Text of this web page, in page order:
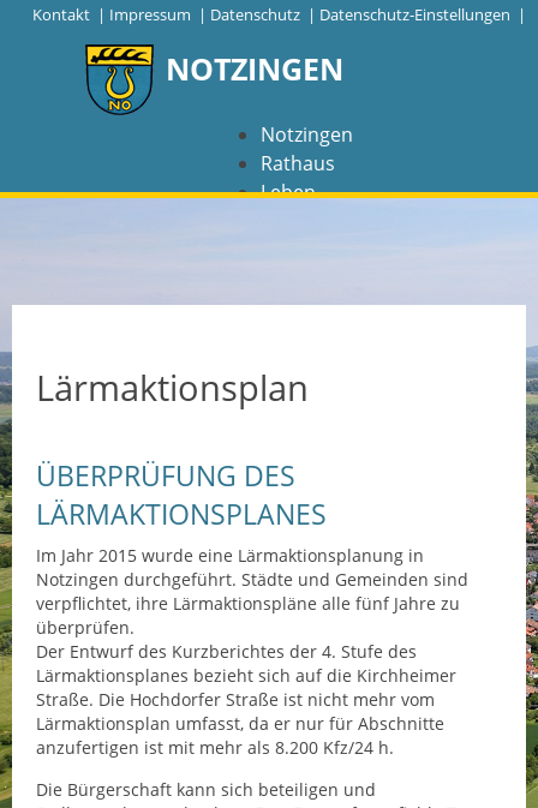
Kontakt | Impressum | Datenschutz | Datenschutz-Einstellungen |
NOTZINGEN
Notzingen
Rathaus
Leben
NAVIGATION
Barrierefreiheit
Coronavirus
Datenschutz
Steueramt
Gebärdensprache
Gegenwart
Lärmaktionsplan
ÜBERPRÜFUNG DES
LÄRMAKTIONSPLANES
Im Jahr 2015 wurde eine Lärmaktionsplanung in
Notzingen durchgeführt. Städte und Gemeinden sind
verpflichtet, ihre Lärmaktionspläne alle fünf Jahre zu
überprüfen.
Der Entwurf des Kurzberichtes der 4. Stufe des
Lärmaktionsplanes bezieht sich auf die Kirchheimer
Straße. Die Hochdorfer Straße ist nicht mehr vom
Lärmaktionsplan umfasst, da er nur für Abschnitte
anzufertigen ist mit mehr als 8.200 Kfz/24 h.
Die Bürgerschaft kann sich beteiligen und